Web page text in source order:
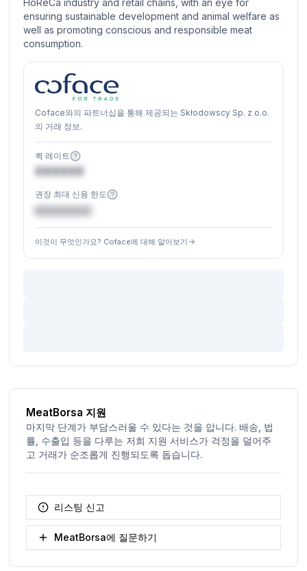
ensuring sustainable development and animal welfare as
well as promoting conscious and responsible meat
consumption.
Coface와의 파트너십을 통해 제공되는 Skłodowscy Sp. z o.o.
의 거래 정보.
퀵 레이트
XXXXXX
권장 최대 신용 한도
€XXXXXX
이것이 무엇인가요? Coface에 대해 알아보기
MeatBorsa 지원
마지막 단계가 부담스러울 수 있다는 것을 압니다. 배송, 법
률, 수출입 등을 다루는 저희 지원 서비스가 걱정을 덜어주
고 거래가 순조롭게 진행되도록 돕습니다.
리스팅 신고
MeatBorsa에 질문하기